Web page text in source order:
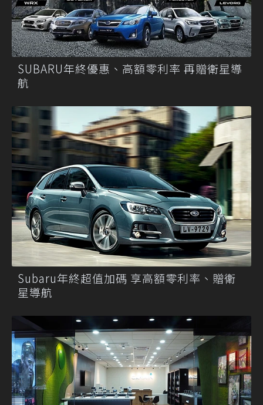
SUBARU年終優惠、高額零利率 再贈衛星導
航
Subaru年終超值加碼 享高額零利率、贈衛
星導航